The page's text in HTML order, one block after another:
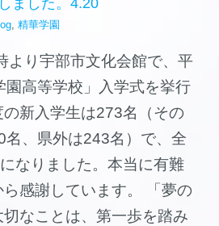
ました。4.20
, 精華学園
より宇部市文化会館で、平
園高等学校」入学式を挙行
の新入学生は273名（その
名、県外は243名）で、全
なりました。本当に有難
感謝しています。 「夢の
なことは、第一歩を踏み